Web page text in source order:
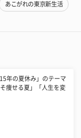
あこがれの東京新生活
年の夏休み」のテーマ
痩せる夏」「人生を変